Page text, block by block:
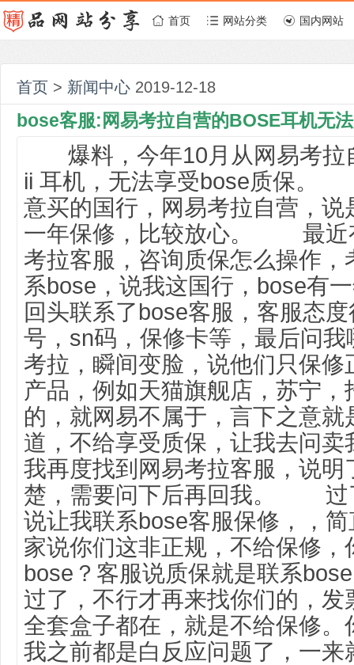
首页 网站分类 国内网站
首页 > 新闻中心 2019-12-18
bose客服:网易考拉自营的BOSE耳机无
爆料，今年10月从网易考拉
ii 耳机，无法享受bose质保。
意买的国行，网易考拉自营，说
一年保修，比较放心。
最近
考拉客服，咨询质保怎么操作
系bose，说我这国行，bose有
回头联系了bose客服，客服态
号，sn码，保修卡等，最后问
考拉，瞬间变脸，说他们只保
产品，例如天猫旗舰店，苏宁
的，就网易不属于，言下之意就
道，不给享受质保，让我去问卖
我再度找到网易考拉客服，说明
楚，需要问下后再回我。
过了
说让我联系bose客服保修，，
家说你们这非正规，不给保修，
bose？客服说质保就是联系
过了，不行才再来找你们的，
全套盒子都在，就是不给保修
我之前都是白反应问题了，一来